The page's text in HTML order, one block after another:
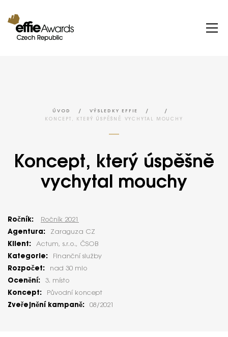
ÚVOD / VÝSLEDKY EFFIE / /
KONCEPT, KTERÝ ÚSPĚŠNĚ VYCHYTAL MOUCHY
Koncept, který úspěšně
vychytal mouchy
Ročník: Ročník 2021
Agentura: Zaraguza CZ
Klient: Actum, s.r.o., ČSOB
Kategorie: Finanční služby
Rozpočet: nad 30 mio
Ocenění: 3. místo
Koncept: Původní koncept
Zveřejnění kampaně: 08/2021